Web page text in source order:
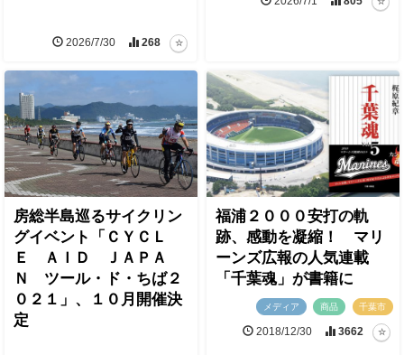
2026/7/30 268
房総半島巡るサイクリン
グイベント「ＣＹＣＬ
Ｅ ＡＩＤ ＪＡＰＡ
Ｎ ツール・ド・ちば２
０２１」、１０⽉開催決
定
福浦２０００安打の軌
跡、感動を凝縮！ マリ
ーンズ広報の人気連載
「千葉魂」が書籍に
メディア 商品 千葉市
2018/12/30 3662